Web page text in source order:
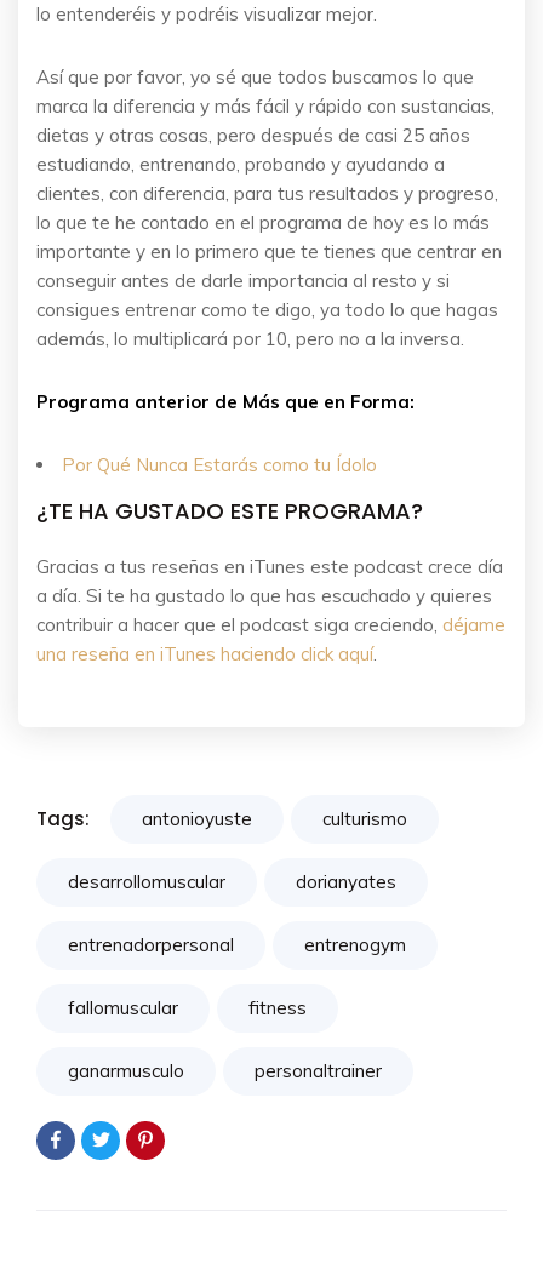
lo entenderéis y podréis visualizar mejor.
Así que por favor, yo sé que todos buscamos lo que
marca la diferencia y más fácil y rápido con sustancias,
dietas y otras cosas, pero después de casi 25 años
estudiando, entrenando, probando y ayudando a
clientes, con diferencia, para tus resultados y progreso,
lo que te he contado en el programa de hoy es lo más
importante y en lo primero que te tienes que centrar en
conseguir antes de darle importancia al resto y si
consigues entrenar como te digo, ya todo lo que hagas
además, lo multiplicará por 10, pero no a la inversa.
Programa anterior de Más que en Forma:
Por Qué Nunca Estarás como tu Ídolo
¿TE HA GUSTADO ESTE PROGRAMA?
Gracias a tus reseñas en iTunes este podcast crece día
a día. Si te ha gustado lo que has escuchado y quieres
contribuir a hacer que el podcast siga creciendo, déjame
una reseña en iTunes haciendo click aquí.
Tags: antonioyuste culturismo
desarrollomuscular dorianyates
entrenadorpersonal entrenogym
fallomuscular fitness
ganarmusculo personaltrainer